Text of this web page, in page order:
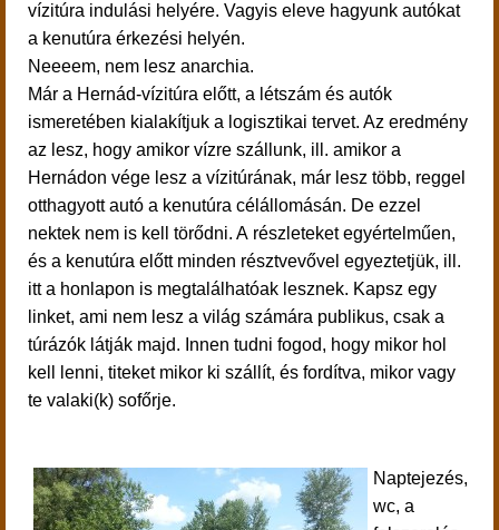
vízitúra indulási helyére. Vagyis eleve hagyunk autókat
a kenutúra érkezési helyén.
Neeeem, nem lesz anarchia.
Már a Hernád-vízitúra előtt, a létszám és autók
ismeretében kialakítjuk a logisztikai tervet. Az eredmény
az lesz, hogy amikor vízre szállunk, ill. amikor a
Hernádon vége lesz a vízitúrának, már lesz több, reggel
otthagyott autó a kenutúra célállomásán. De ezzel
nektek nem is kell törődni. A részleteket egyértelműen,
és a kenutúra előtt minden résztvevővel egyeztetjük, ill.
itt a honlapon is megtalálhatóak lesznek. Kapsz egy
linket, ami nem lesz a világ számára publikus, csak a
túrázók látják majd. Innen tudni fogod, hogy mikor hol
kell lenni, titeket mikor ki szállít, és fordítva, mikor vagy
te valaki(k) sofőrje.
Naptejezés,
wc, a